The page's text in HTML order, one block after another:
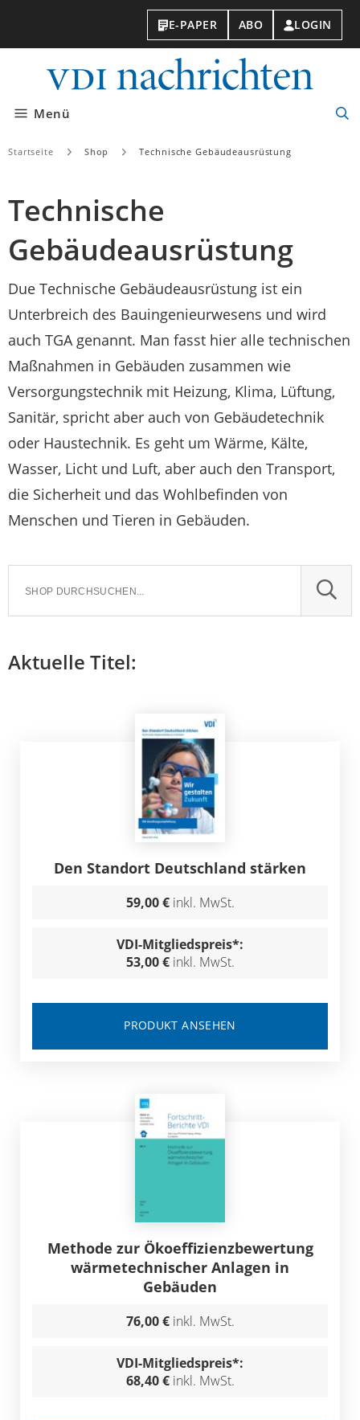
E-PAPER ABO LOGIN
Menü
Startseite Shop Technische Gebäudeausrüstung
Technische
Gebäudeausrüstung
Due Technische Gebäudeausrüstung ist ein
Unterbreich des Bauingenieurwesens und wird
auch TGA genannt. Man fasst hier alle technischen
Maßnahmen in Gebäuden zusammen wie
Versorgungstechnik mit Heizung, Klima, Lüftung,
Sanitär, spricht aber auch von Gebäudetechnik
oder Haustechnik. Es geht um Wärme, Kälte,
Wasser, Licht und Luft, aber auch den Transport,
die Sicherheit und das Wohlbefinden von
Menschen und Tieren in Gebäuden.
Aktuelle Titel:
Den Standort Deutschland stärken
59,00 € inkl. MwSt.
VDI-Mitgliedspreis*:
53,00 € inkl. MwSt.
PRODUKT ANSEHEN
Methode zur Ökoeffizienzbewertung
wärmetechnischer Anlagen in
Gebäuden
76,00 € inkl. MwSt.
VDI-Mitgliedspreis*:
68,40 € inkl. MwSt.